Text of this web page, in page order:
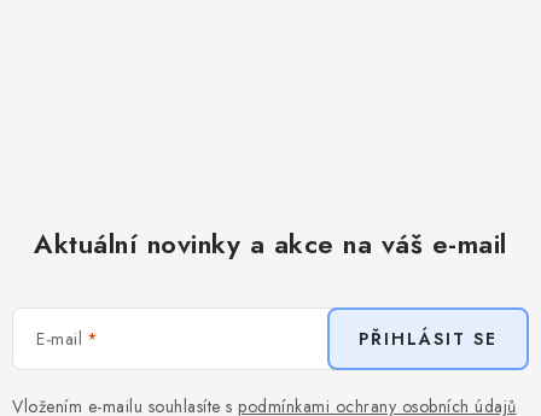
Aktuální novinky a akce na váš e-mail
E-mail
Vložením e-mailu souhlasíte s podmínkami ochrany osobních údajů
PŘIHLÁSIT SE